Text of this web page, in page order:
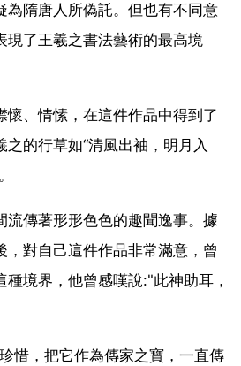
為隋唐人所偽託。但也有不同意
現了王羲之書法藝術的最高境
懷、情愫，在這件作品中得到了
的行草如“清風出袖，明月入
流傳著形形色色的趣聞逸事。據
，對自己這件作品非常滿意，曾
境界，他曾感嘆說:"此神助耳，
惜，把它作為傳家之寶，一直傳